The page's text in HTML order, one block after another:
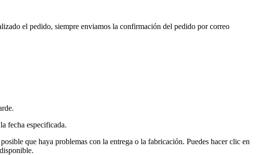
el pedido, siempre enviamos la confirmación del pedido por correo
fecha especificada.
que haya problemas con la entrega o la fabricación. Puedes hacer clic en